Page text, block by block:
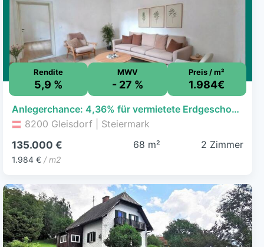
Rendite
5,9 %
MWV
- 27 %
Preis / m²
1.984€
Anlegerchance: 4,36% für vermietete Erdgeschosswohnung mit Garage zentrumsnah in Gleisdorf!
8200 Gleisdorf | Steiermark
135.000 €
1.984 € / m2
68 m² 2 Zimmer